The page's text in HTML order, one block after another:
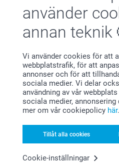
använder
annan teknik
Vi använder cookies för att
webbplatstrafik, för att
annonser och för att
sociala medier. Vi delar
användning av vår
sociala medier,
mer om vår cookiepolicy här.
Tillåt alla cookies
Cookie-inställningar
Bonus på
Letar du efter